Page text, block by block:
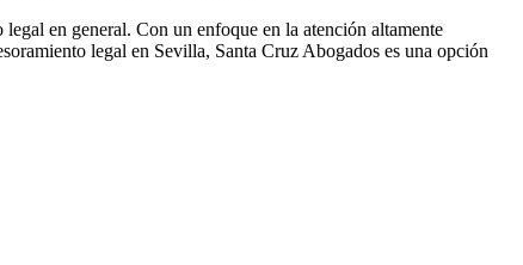
en general. Con un enfoque en la atención altamente
legal en Sevilla, Santa Cruz Abogados es una opción